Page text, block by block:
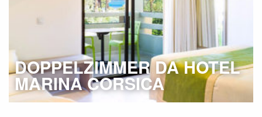
DOPPELZIMMER DA HOTEL
MARINA CORSICA